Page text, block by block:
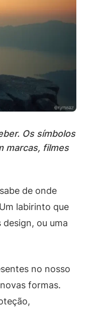
Os símbolos
marcas, filmes
de onde
labirinto que
ou uma
no nosso
formas.